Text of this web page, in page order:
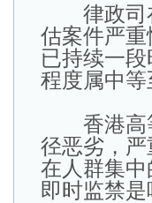
律政司在
估案件严
已持续一
程度属中
香港高等
径恶劣，
在人群集
即时监禁是